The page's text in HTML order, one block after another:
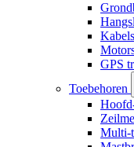
GPS
Toebehoren
Multi-